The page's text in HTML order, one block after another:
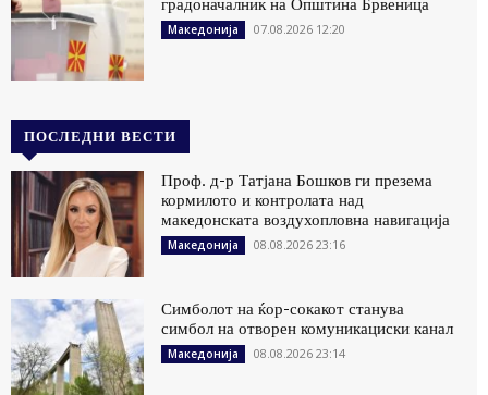
Македонија 07.08.2026 12:20
ПОСЛЕДНИ ВЕСТИ
Проф. д-р Татјана Бошков ги презема
кормилото и контролата над
македонската воздухопловна навигација
Македонија 08.08.2026 23:16
Симболот на ќор-сокакот станува
симбол на отворен комуникациски канал
Македонија 08.08.2026 23:14